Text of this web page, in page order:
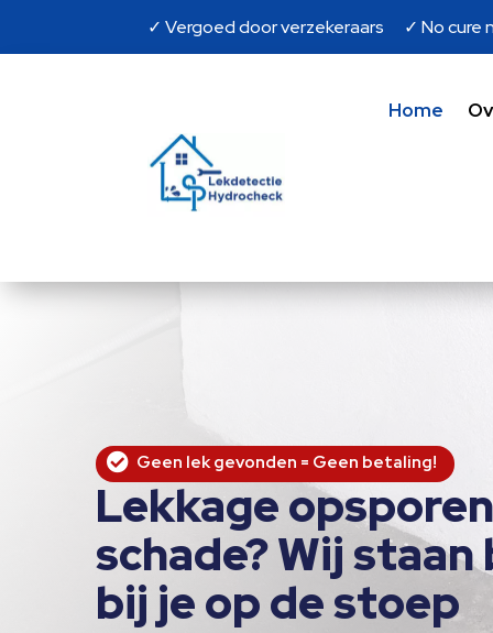
✓ Vergoed door verzekeraars ✓ No
Home
 Geen lek gevonden = Geen betaling!
Lekkage
schade? Wij staan
bij je op de stoep